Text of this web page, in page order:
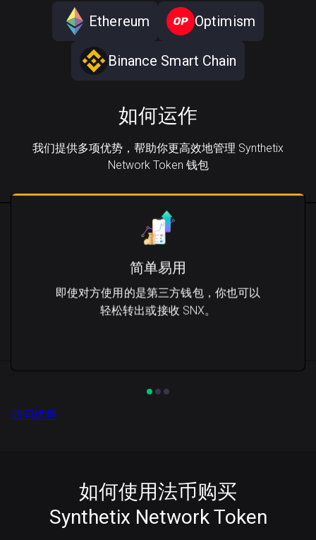
Ethereum Optimism
Binance Smart Chain
如何运作
我们提供多项优势，帮助你更高效地管理 Synthetix
Network Token 钱包
简单易用
即使对方使用的是第三方钱包，你也可以
轻松转出或接收 SNX。
访问优势
如何使用法币购买
Synthetix Network Token